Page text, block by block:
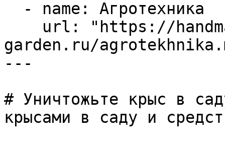
garden.ru/
---
# Уничтожьте крыс в
крысами в саду и